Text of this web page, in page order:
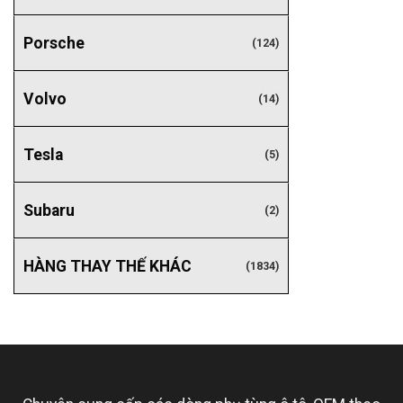
Porsche (124)
Volvo (14)
Tesla (5)
Subaru (2)
HÀNG THAY THẾ KHÁC (1834)